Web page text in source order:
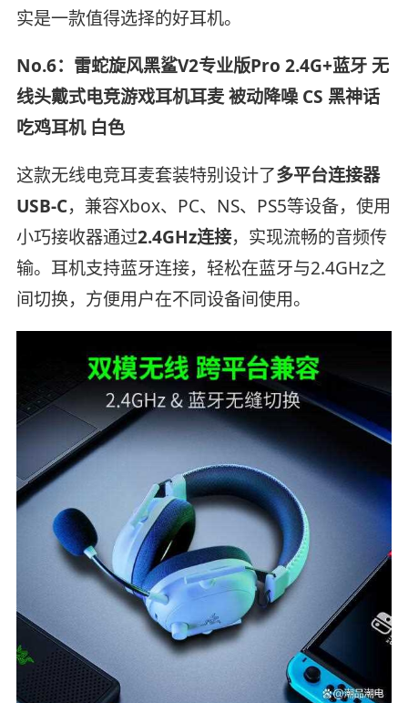
实是一款值得选择的好耳机。
No.6：雷蛇旋风黑鲨V2专业版Pro 2.4G+蓝牙 无
线头戴式电竞游戏耳机耳麦 被动降噪 CS 黑神话
吃鸡耳机 白色
这款无线电竞耳麦套装特别设计了多平台连接器
USB-C，兼容Xbox、PC、NS、PS5等设备，使用
小巧接收器通过2.4GHz连接，实现流畅的音频传
输。耳机支持蓝牙连接，轻松在蓝牙与2.4GHz之
间切换，方便用户在不同设备间使用。